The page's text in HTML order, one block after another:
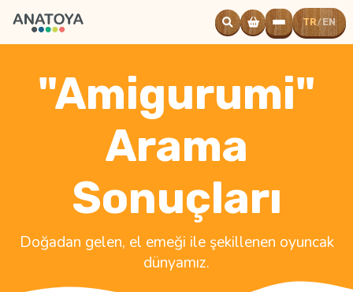
TR/EN
Powered
by
"Amigurumi"
Arama
Sonuçları
Doğadan gelen, el emeği ile şekillenen oyuncak
dünyamız.